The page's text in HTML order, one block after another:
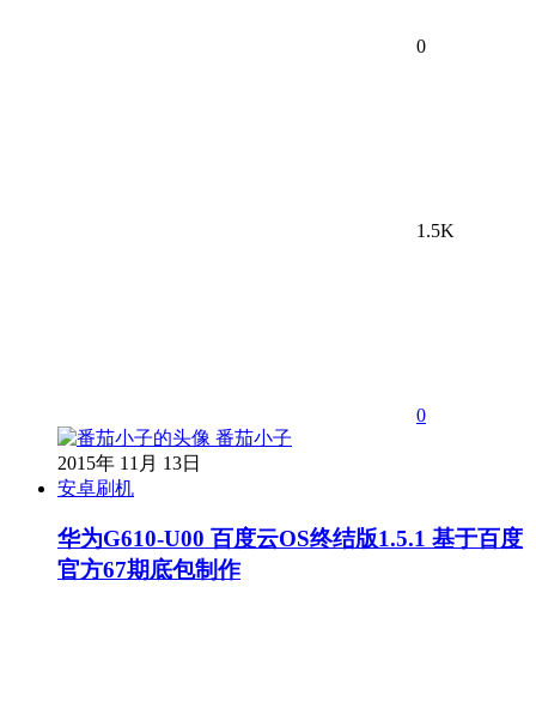
0
1.5K
0
番茄小子
2015年 11月 13日
安卓刷机
华为G610-U00 百度云OS终结版1.5.1 基于百度
官方67期底包制作